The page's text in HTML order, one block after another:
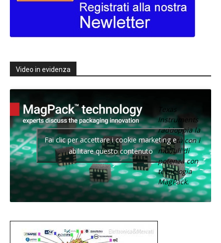
Video in evidenza
Texas
Instruments
raddoppia la
densità con i
moduli di
potenza con
tecnologia
MagPack.
Fai clic per accettare i cookie marketing e
abilitare questo contenuto